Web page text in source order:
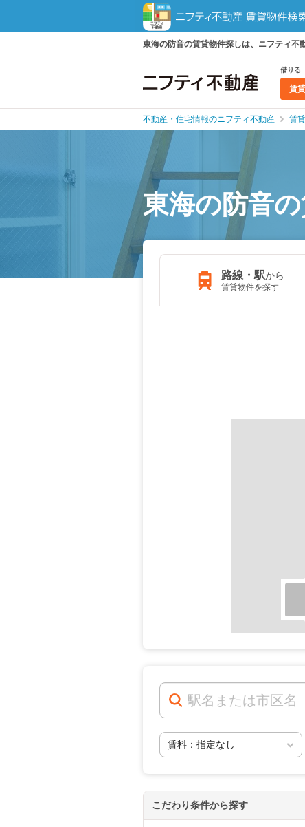
東海の防音の賃貸物件探しは、ニフティ不
借りる
賃貸
不動産・住宅情報のニフティ不動産 賃貸
東海の防音
路線・駅から
賃貸物件を探す
こだわり条件から探す